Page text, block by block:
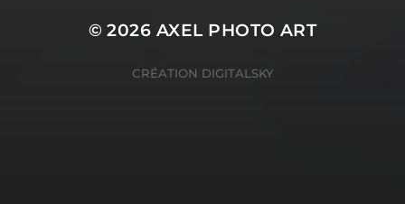
© 2026 AXEL PHOTO ART
CRÉATION DIGITALSKY